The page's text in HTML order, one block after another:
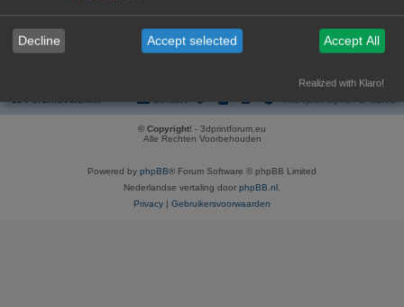
Gebruikersvoorwaarden|Privacybeleid
Registreer
© Copyright! - 3dprintforum.eu
Alle Rechten Voorbehouden
Powered by phpBB® Forum Software © phpBB Limited
Nederlandse vertaling door phpBB.nl
Privacy | Gebruikersvoorwaarden
Decline Accept selected Accept All
Realized with Klaro!